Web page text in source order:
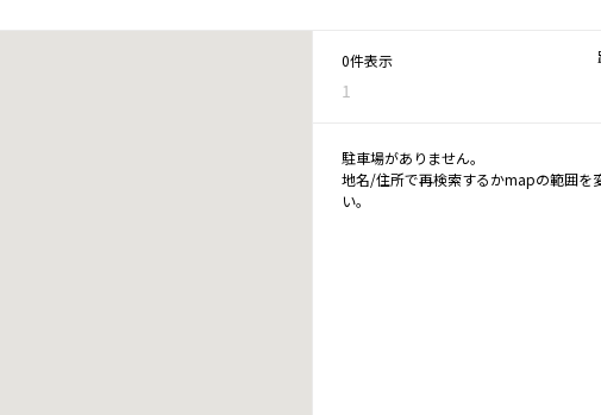
0件表示
1
駐車場がありません。
地名/住所で再検索するかmapの範囲を
い。